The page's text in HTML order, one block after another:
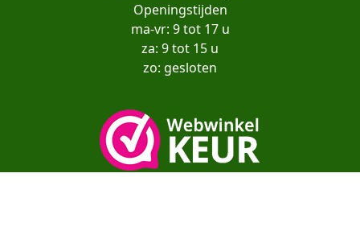
Openingstijden
ma-vr: 9 tot 17 u
za: 9 tot 15 u
zo: gesloten